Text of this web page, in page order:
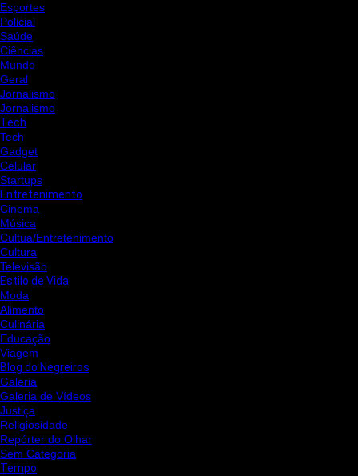
Esportes
Policial
Saúde
Ciências
Mundo
Geral
Jornalismo
Jornalismo
Tech
Tech
Gadget
Celular
Startups
Entretenimento
Cinema
Música
Cultua/Entretenimento
Cultura
Televisão
Estilo de Vida
Moda
Alimento
Culinária
Educação
Viagem
Blog do Negreiros
Galeria
Galeria de Vídeos
Justiça
Religiosidade
Repórter do Olhar
Sem Categoria
Tempo